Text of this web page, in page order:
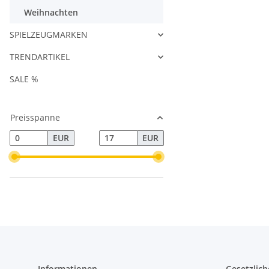
Weihnachten
SPIELZEUGMARKEN
TRENDARTIKEL
SALE %
Preisspanne
EUR
EUR